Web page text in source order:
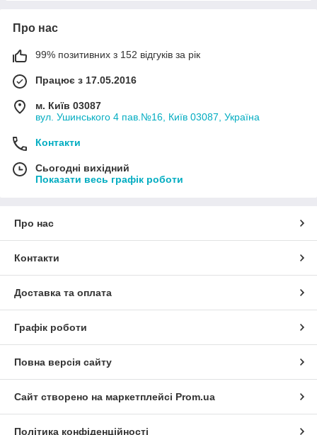
Про нас
99% позитивних з 152 відгуків за рік
Працює з 17.05.2016
м. Київ 03087
вул. Ушинського 4 пав.№16, Київ 03087, Україна
Контакти
Сьогодні вихідний
Показати весь графік роботи
Про нас
Контакти
Доставка та оплата
Графік роботи
Повна версія сайту
Сайт створено на маркетплейсі Prom.ua
Політика конфіденційності